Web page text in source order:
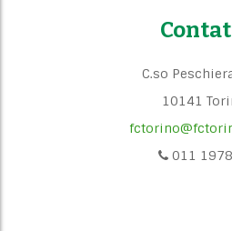
C.so
10141
011